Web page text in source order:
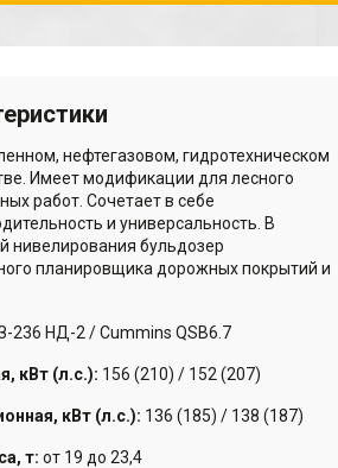
нефтегазовом, гидротехническом
Имеет модификации для лесного
работ. Сочетает в себе
и универсальность. В
нивелирования бульдозер
планировщика дорожных покрытий и
236 НД-2 / Cummins QSB6.7
кВт (л.с.): 156 (210) / 152 (207)
кВт (л.с.): 136 (185) / 138 (187)
т: от 19 до 23,4